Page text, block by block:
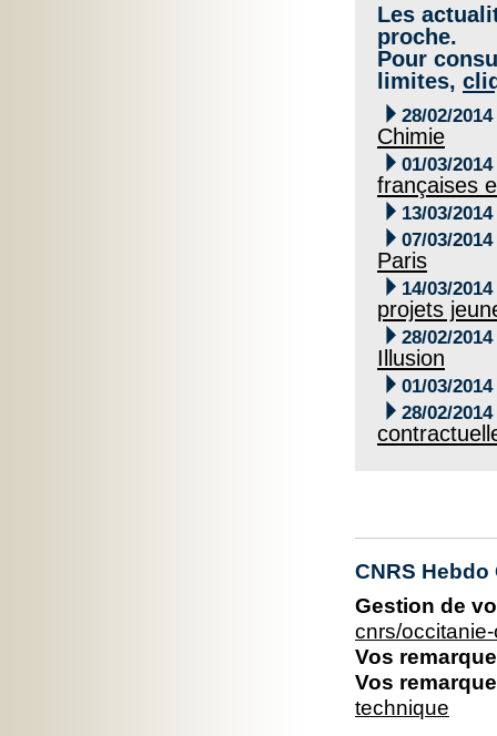
Les
proche.
Pour
limites,
 28/02/2014
Chimie
 01/03/2014
françaises
 13/03/2014
 07/03/2014
Paris
 14/03/2014
projets
 28/02/2014
Illusion
 01/03/2014
 28/02/2014
CNRS
Gestion de
cnrs/
Vos
Vos
technique